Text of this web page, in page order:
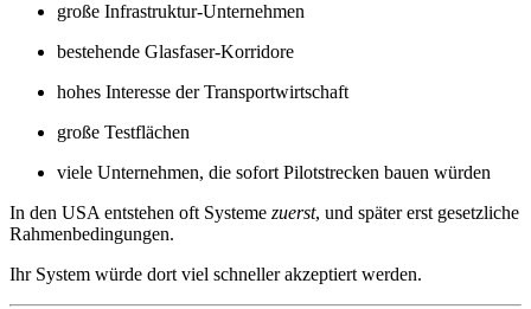
große Infrastruktur-Unternehmen
bestehende Glasfaser-Korridore
hohes Interesse der Transportwirtschaft
große Testflächen
viele Unternehmen, die sofort Pilotstrecken bauen würden
In den USA entstehen oft Systeme zuerst, und später erst gesetzliche
Rahmenbedingungen.
Ihr System würde dort viel schneller akzeptiert werden.